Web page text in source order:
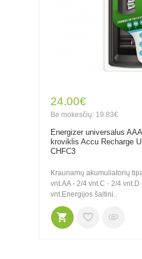
24.00€
Be mokesčių: 19.83€
Energizer universalus
kroviklis Accu Recharge
CHFC3
Kraunamų akumuliatorių
vnt.AA - 2/4 vnt.C - 2/4 vnt.D
vnt.Energijos šaltini..